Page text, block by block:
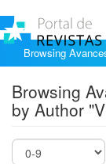
Browsing
Browsing
by Author